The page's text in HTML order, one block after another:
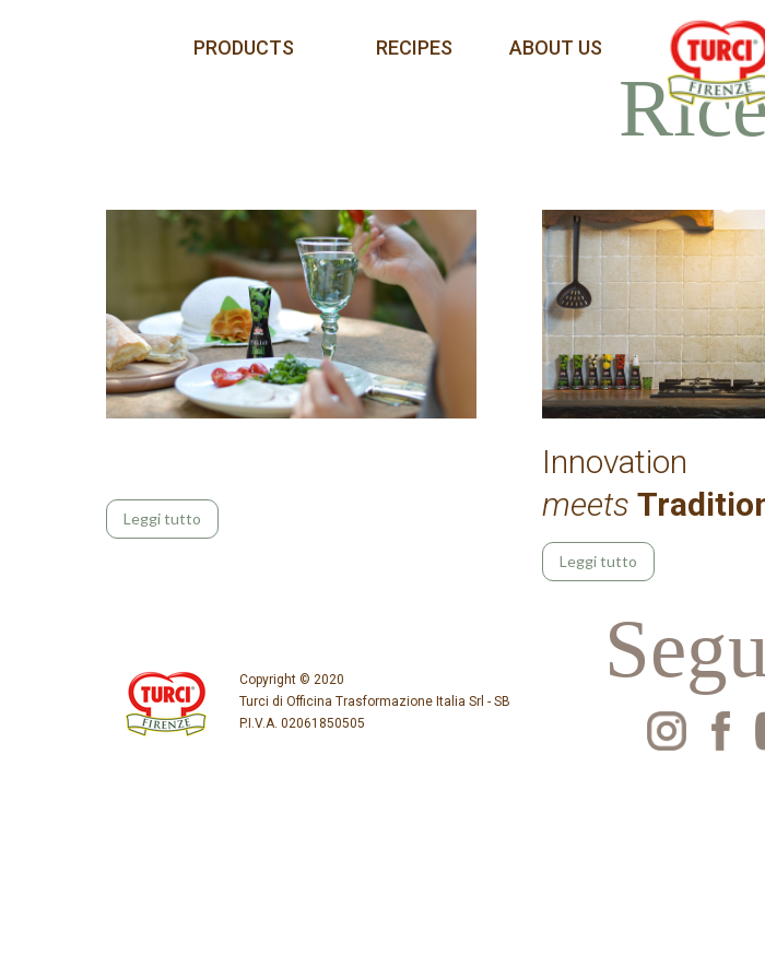
PRODUCTS RECIPES ABOUT US
Leggi tutto
Innovation
meets
Leggi tutto
Copyright © 2020
Turci di Officina Trasformazione Italia Srl - SB
P.I.V.A. 02061850505